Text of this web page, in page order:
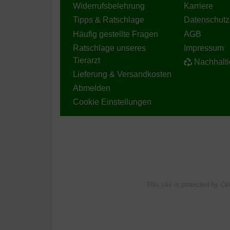
Widerrufsbelehrung
Tipps & Ratschlage
Häufig gestellte Fragen
Ratschlage unseres
Tierarzt
Lieferung & Versandkosten
Abmelden
Cookie Einstellungen
Karriere
Datenschutz
AGB
Impressum